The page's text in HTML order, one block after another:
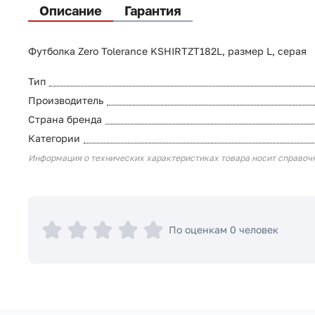
Описание Гарантия
Футболка Zero Tolerance KSHIRTZT182L, размер L, серая
Тип
Производитель
Страна бренда
Категории
Информация о технических характеристиках товара носит
По оценкам 0 человек